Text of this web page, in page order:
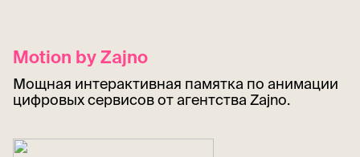
Motion by Zajno
Мощная интерактивная памятка по анимации
цифровых сервисов от агентства Zajno.